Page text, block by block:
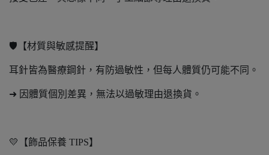
🛡️【材質與敏感提醒】
耳針皆為醫療鋼針，有防過敏性，但每人體質仍可能不同。
➜ 因體質個別差異，無法以過敏理由退換貨。
💛【飾品保養 TIPS】